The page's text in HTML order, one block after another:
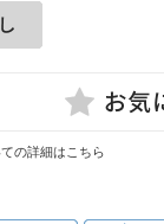
の詳細はこちら